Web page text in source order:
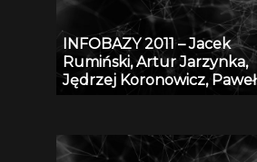
INFOBAZY 2011 – Jacek
Rumiński, Artur Jarzynka,
Jędrzej Koronowicz, Paweł